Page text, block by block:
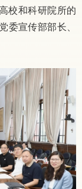
校和科研院所的
委宣传部部长、